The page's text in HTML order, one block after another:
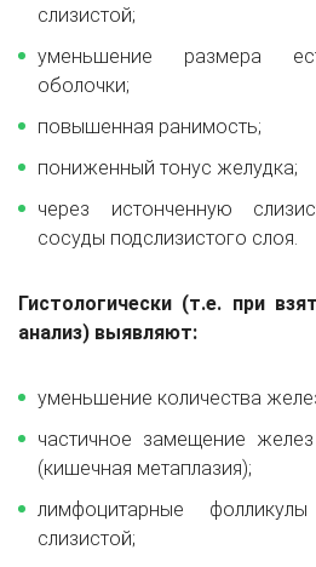
слизистой;
уменьшение размера
оболочки;
повышенная ранимость;
пониженный тонус желудка;
через истонченную
сосуды подслизистого слоя.
Гистологически (т.е. при
анализ) выявляют:
уменьшение количества
частичное замещение
(кишечная метаплазия);
лимфоцитарные
слизистой;